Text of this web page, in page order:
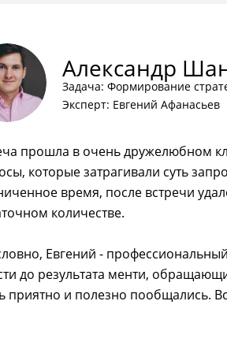
Александр
Задача: Формирование
Эксперт: Евгений Афанасьев
прошла в очень дружелюбном
которые затрагивали суть
время, после встречи
количестве.
Евгений -
до результата менти,
приятно и полезно пообщались.